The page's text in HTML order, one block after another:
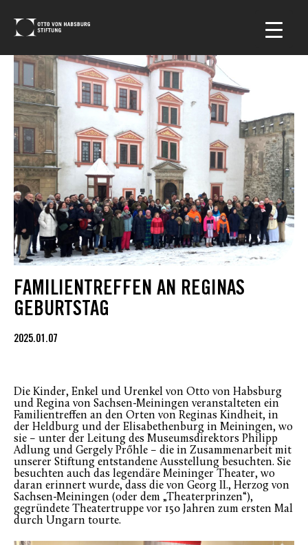
FAMILIENTREFFEN AN REGINAS
GEBURTSTAG
2025.01.07
Die Kinder, Enkel und Urenkel von Otto von Habsburg
und Regina von Sachsen-Meiningen veranstalteten ein
Familientreffen an den Orten von Reginas Kindheit, in
der Heldburg und der Elisabethenburg in Meiningen, wo
sie – unter der Leitung des Museumsdirektors Philipp
Adlung und Gergely Prőhle – die in Zusammenarbeit mit
unserer Stiftung entstandene Ausstellung besuchten. Sie
besuchten auch das legendäre Meininger Theater, wo
daran erinnert wurde, dass die von Georg II., Herzog von
Sachsen-Meiningen (oder dem „Theaterprinzen“),
gegründete Theatertruppe vor 150 Jahren zum ersten Mal
durch Ungarn tourte.